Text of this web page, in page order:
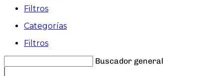
Filtros
Categorías
Filtros
Buscador general